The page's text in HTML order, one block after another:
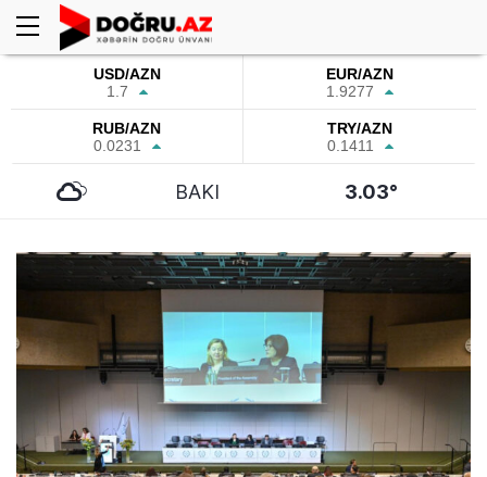
USD/AZN
1.7
EUR/AZN
1.9277
RUB/AZN
0.0231
TRY/AZN
0.1411
BAKI 3.03°